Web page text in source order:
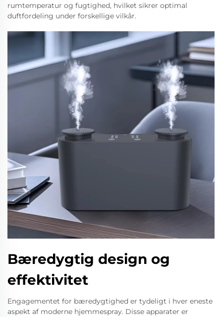
rumtemperatur og fugtighed, hvilket sikrer optimal
duftfordeling under forskellige vilkår.
Bæredygtig design og
effektivitet
Engagementet for bæredygtighed er tydeligt i hver eneste
aspekt af moderne hjemmespray. Disse apparater er